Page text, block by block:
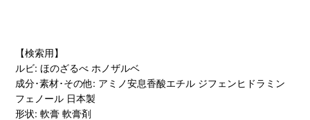
【検索用】
ルビ: ほのざるべ ホノザルベ
成分･素材･その他: アミノ安息香酸エチル ジフェンヒドラミン
フェノール 日本製
形状: 軟膏 軟膏剤